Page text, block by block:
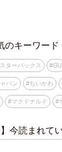
のキーワード
ターバックス #GU
パン #ちいかわ
#マクドナルド #
】今読まれて